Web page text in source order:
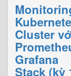
Cluster
Grafana
Stack (kỳ